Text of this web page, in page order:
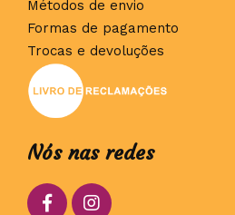
Métodos de envio
Formas de pagamento
Trocas e devoluções
Nós nas redes